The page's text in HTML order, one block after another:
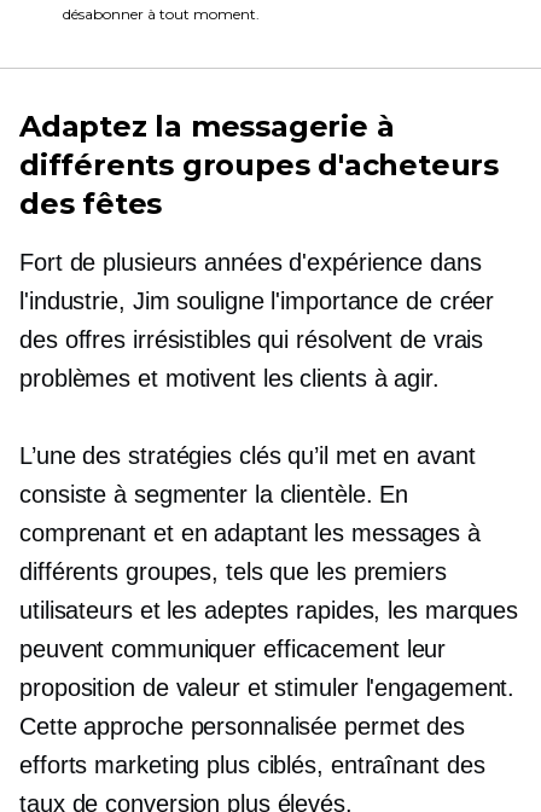
désabonner à tout moment.
Adaptez la messagerie à
différents groupes d'acheteurs
des fêtes
Fort de plusieurs années d'expérience dans
l'industrie, Jim souligne l'importance de créer
des offres irrésistibles qui résolvent de vrais
problèmes et motivent les clients à agir.
L’une des stratégies clés qu’il met en avant
consiste à segmenter la clientèle. En
comprenant et en adaptant les messages à
différents groupes, tels que les premiers
utilisateurs et les adeptes rapides, les marques
peuvent communiquer efficacement leur
proposition de valeur et stimuler l'engagement.
Cette approche personnalisée permet des
efforts marketing plus ciblés, entraînant des
taux de conversion plus élevés.